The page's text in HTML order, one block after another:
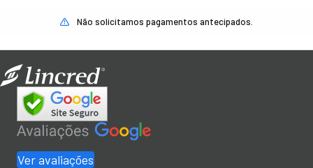
Não solicitamos pagamentos antecipados.
Ver avaliações